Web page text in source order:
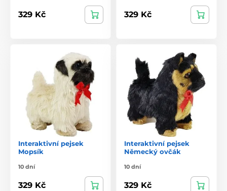
329 Kč 329 Kč
Interaktivní pejsek
Mopsík
10 dní
329 Kč
Interaktivní pejsek
Německý ovčák
10 dní
329 Kč